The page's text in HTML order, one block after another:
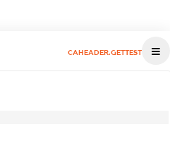
CAHEADER.GETTEST